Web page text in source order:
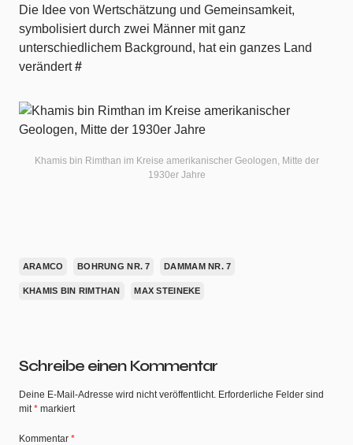
Die Idee von Wertschätzung und Gemeinsamkeit,
symbolisiert durch zwei Männer mit ganz
unterschiedlichem Background, hat ein ganzes Land
verändert#
Khamis bin Rimthan im Kreise amerikanischer Geologen, Mitte der
1930er Jahre
ARAMCO BOHRUNG NR. 7 DAMMAM NR. 7
KHAMIS BIN RIMTHAN MAX STEINEKE
Schreibe einen Kommentar
Deine E-Mail-Adresse wird nicht veröffentlicht. Erforderliche Felder sind
mit* markiert
Kommentar *